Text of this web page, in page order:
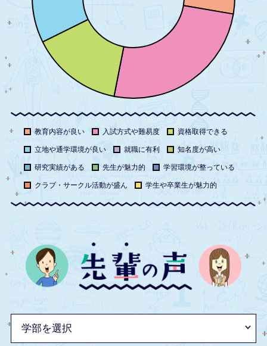
教育内容が良い 入試方式や難易度 資格取得できる
立地や通学環境が良い 就職に有利 知名度が高い
研究実績がある 先生が魅力的 学習環境が整っている
クラブ・サークル活動が盛ん 学生や卒業生が魅力的